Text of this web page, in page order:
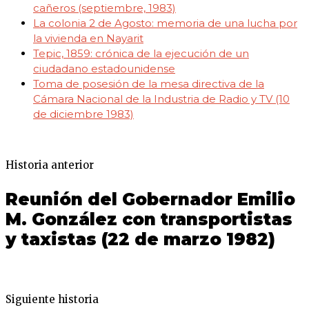
cañeros (septiembre, 1983)
La colonia 2 de Agosto: memoria de una lucha por
la vivienda en Nayarit
Tepic, 1859: crónica de la ejecución de un
ciudadano estadounidense
Toma de posesión de la mesa directiva de la
Cámara Nacional de la Industria de Radio y TV (10
de diciembre 1983)
Historia anterior
Reunión del Gobernador Emilio
M. González con transportistas
y taxistas (22 de marzo 1982)
Siguiente historia